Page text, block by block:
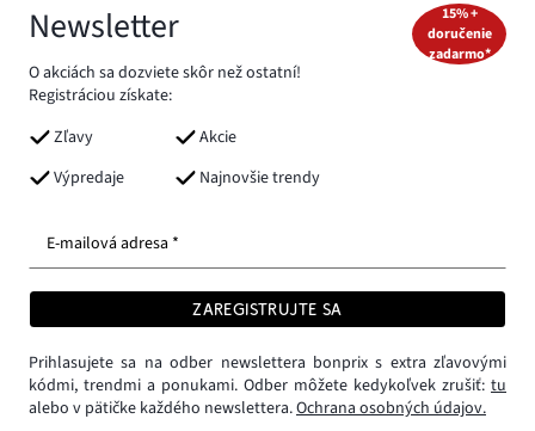
Newsletter
O akciách sa dozviete skôr než ostatní!
Registráciou získate:
Zľavy
Akcie
Výpredaje
Najnovšie trendy
15% +
doručenie
zadarmo*
E-mailová adresa *
ZAREGISTRUJTE SA
Prihlasujete sa na odber newslettera bonprix s extra zľavovými
kódmi, trendmi a ponukami. Odber môžete kedykoľvek zrušiť: tu
alebo v pätičke každého newslettera.Ochrana osobných údajov.